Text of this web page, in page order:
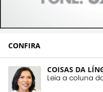
CONFIRA
COISAS DA
Leia a coluna